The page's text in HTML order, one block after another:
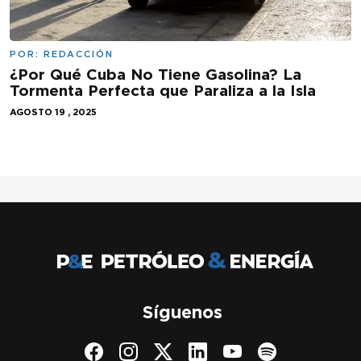
POR: REDACCIÓN
¿Por Qué Cuba No Tiene Gasolina? La
Tormenta Perfecta que Paraliza a la Isla
AGOSTO 19 , 2025
Síguenos